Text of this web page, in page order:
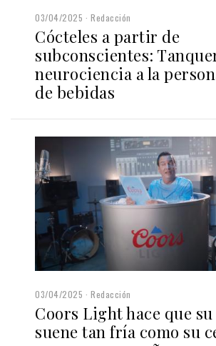
03/04/2025 Redacción
Cócteles a partir de
subconscientes:
neurociencia a la
de bebidas
03/04/2025 Redacción
Coors Light hace que
suene tan fría como su